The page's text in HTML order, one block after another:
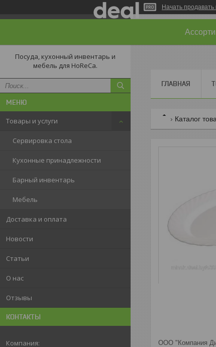
Начать
Посуда, кухонный инвентарь и
мебель для HoReCa.
Товары и услуги
Сервировка стола
Кухонные принадлежности
Барный инвентарь
Мебель
Доставка и оплата
Новости
Статьи
О нас
Отзывы
КОНТАКТЫ
ГЛАВНАЯ
Каталог
ООО "Компания